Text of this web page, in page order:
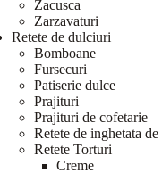
Zacusca
Zarzavaturi
Retete de dulciuri
Bomboane
Fursecuri
Patiserie dulce
Prajituri
Prajituri de cofetarie
Retete de inghetata de
Retete Torturi
Creme